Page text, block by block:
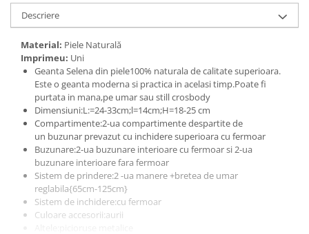
Descriere
Material: Piele Naturală
Imprimeu: Uni
Geanta Selena din piele100% naturala de calitate superioara.
Este o geanta moderna si practica in acelasi timp.Poate fi
purtata in mana,pe umar sau still crosbody
Dimensiuni:L:=24-33cm;l=14cm;H=18-25 cm
Compartimente:2-ua compartimente despartite de
un buzunar prevazut cu inchidere superioara cu fermoar
Buzunare:2-ua buzunare interioare cu fermoar si 2-ua
buzunare interioare fara fermoar
Sistem de prindere:2 -ua manere +bretea de umar
reglabila{65cm-125cm}
Sistem de inchidere:cu fermoar
Culoare accesorii:aurii